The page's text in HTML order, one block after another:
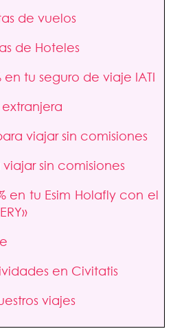
de vuelos
de Hoteles
tu seguro de viaje IATI
viajar sin comisiones
sin comisiones
en tu Esim Holafly con el
en Civitatis
viajes